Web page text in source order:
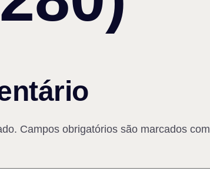
Campos obrigatórios são marcados com